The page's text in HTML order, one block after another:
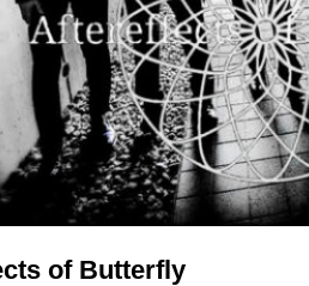
of Butterfly